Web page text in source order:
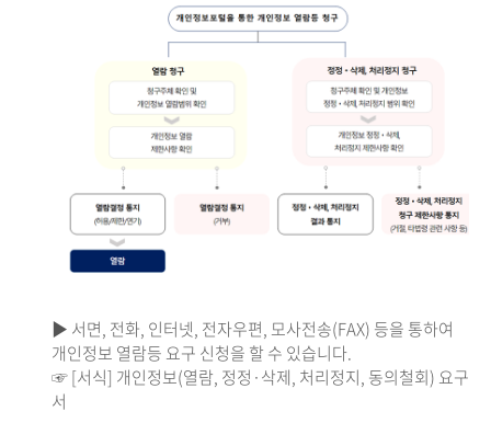
▶ 서면, 전화, 인터넷, 전자우편, 모사전송(FAX) 등을 통하여
개인정보 열람등 요구 신청을 할 수 있습니다.
☞ [서식] 개인정보(열람, 정정·삭제, 처리정지, 동의철회) 요구
서